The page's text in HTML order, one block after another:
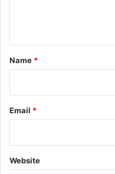
*
Name *
Email *
Website